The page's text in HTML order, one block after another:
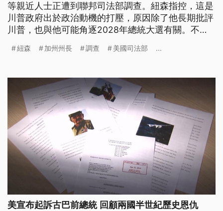
等親近人士正遭到聯邦司法部調查。紐森指控，這是
川普政府出於政治動機的打壓，原因除了他長期批評
川普，也與他可能角逐2028年總統大選有關。不
開證據顯示川普親自下令調查。
紐森 加州州長 調查 美國司法部 ...
美宣布起訴古巴前總統 回顧兩國半世紀歷史恩仇